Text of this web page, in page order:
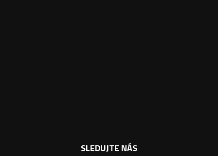
SLEDUJTE NÁS